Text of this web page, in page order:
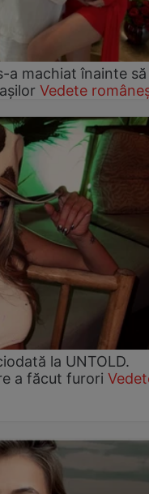
a machiat înainte să
Vedete
la UNTOLD.
a făcut furori